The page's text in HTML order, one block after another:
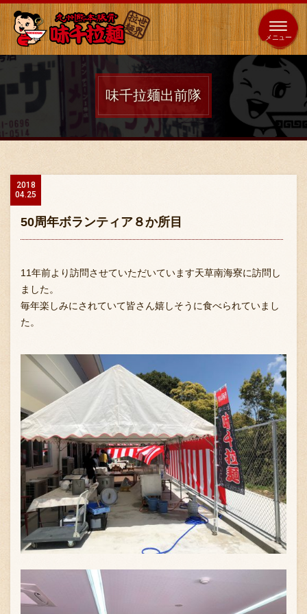
全国
展開 海外 653 店 64 店
ホーム
味千の取り組み
ブランド一覧
FC加盟店募集
会社案内
お知らせ
味千拉麺出前隊
2018
04.25
50周年ボランティア８か所目
11年前より訪問させていただいています天草南海寮に訪問し
ました。
毎年楽しみにされていて皆さん嬉しそうに食べられていまし
た。